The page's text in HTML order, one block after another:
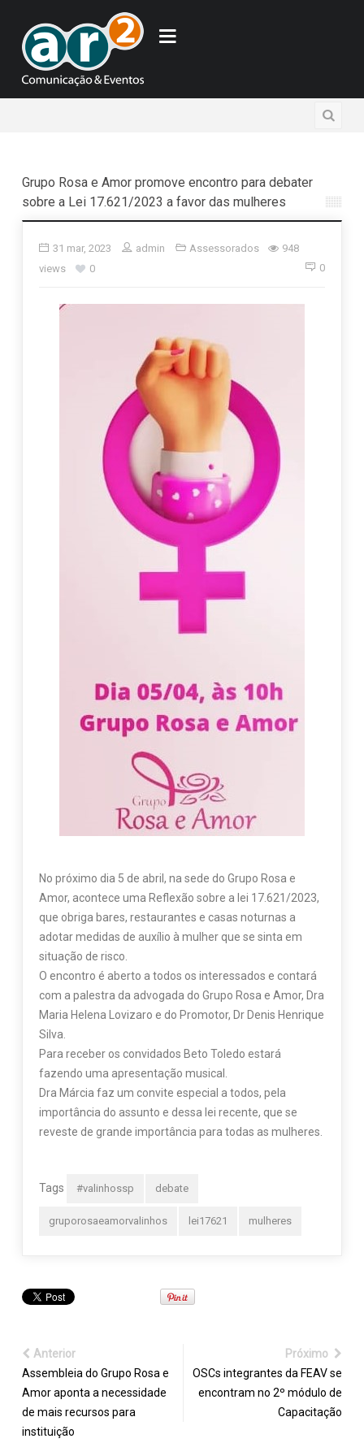
Grupo Rosa e Amor promove encontro para debater
sobre a Lei 17.621/2023 a favor das mulheres
31 mar, 2023 admin Assessorados
948
views
0 0
No próximo dia 5 de abril, na sede do Grupo Rosa e
Amor, acontece uma Reflexão sobre a lei 17.621/2023,
que obriga bares, restaurantes e casas noturnas a
adotar medidas de auxílio à mulher que se sinta em
situação de risco.
O encontro é aberto a todos os interessados e contará
com a palestra da advogada do Grupo Rosa e Amor, Dra
Maria Helena Lovizaro e do Promotor, Dr Denis Henrique
Silva.
Para receber os convidados Beto Toledo estará
fazendo uma apresentação musical.
Dra Márcia faz um convite especial a todos, pela
importância do assunto e dessa lei recente, que se
reveste de grande importância para todas as mulheres.
Tags #valinhossp debate
gruporosaeamorvalinhos lei17621 mulheres
Anterior
Assembleia do Grupo Rosa e
Amor aponta a necessidade
de mais recursos para
instituição
Próximo
OSCs integrantes da FEAV se
encontram no 2º módulo de
Capacitação